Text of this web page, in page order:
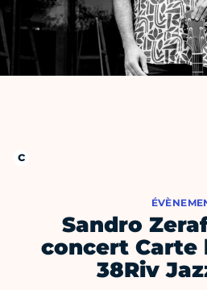
Sandro
concert Carte
38Riv